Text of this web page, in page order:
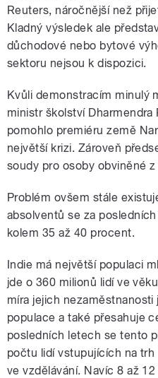
Reuters, náročnější než
Kladný výsledek ale
důchodové nebo bytové
sektoru nejsou k dispozici.
Kvůli demonstracím minulý
ministr školství Dharmendra
pomohlo premiéru země
největší krizi. Zároveň
soudy pro osoby obviněné
Problém ovšem stále
absolventů se za
kolem 35 až 40 procent.
Indie má největší populaci
jde o 360 milionů lidí ve
míra jejich
populace a také přesahuje
posledních letech se tento
počtu lidí vstupujících na
ve vzdělávání. Navíc 8 až